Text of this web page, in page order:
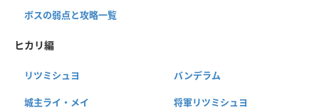
ボスの弱点と攻略一覧
ヒカリ編
リツミシュヨ バンデラム
城主ライ・メイ 将軍リツミシュヨ